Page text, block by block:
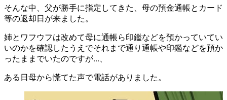
そんな中、父が勝手に指定してきた、母の預金通帳とカード
等の返却日が来ました。
姉とワフウフは改めて母に通帳ら印鑑などを預かっていてい
いのかを確認したうえでそれまで通り通帳や印鑑などを預か
ったままでいたのですが...、
ある日母から慌てた声で電話がありました。